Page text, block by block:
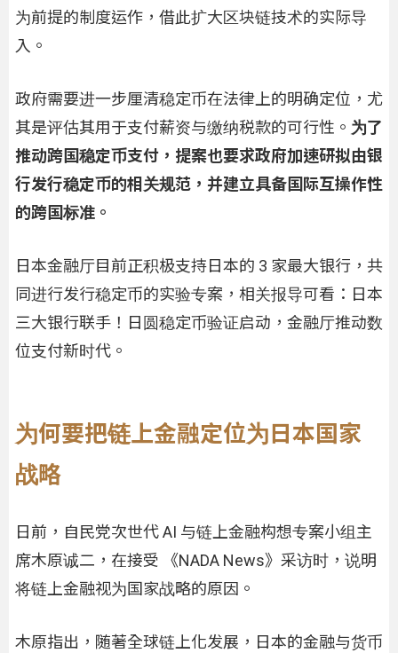
为前提的制度运作，借此扩大区块链技术的实际导
入。
政府需要进一步厘清稳定币在法律上的明确定位，尤
其是评估其用于支付薪资与缴纳税款的可行性。 为了
推动跨国稳定币支付，提案也要求政府加速研拟由银
行发行稳定币的相关规范，并建立具备国际互操作性
的跨国标准。
日本金融厅目前正积极支持日本的 3 家最大银行，共
同进行发行稳定币的实验专案，相关报导可看：日本
三大银行联手！日圆稳定币验证启动，金融厅推动数
位支付新时代。
为何要把链上金融定位为日本国家
战略
日前，自民党次世代 AI 与链上金融构想专案小组主
席木原诚二，在接受 《NADA News》采访时，说明
将链上金融视为国家战略的原因。
木原指出，随著全球链上化发展，日本的金融与货币